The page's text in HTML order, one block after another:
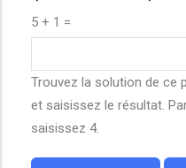
5 + 1 =
Trouvez la solution de ce
et saisissez le résultat.
saisissez 4.